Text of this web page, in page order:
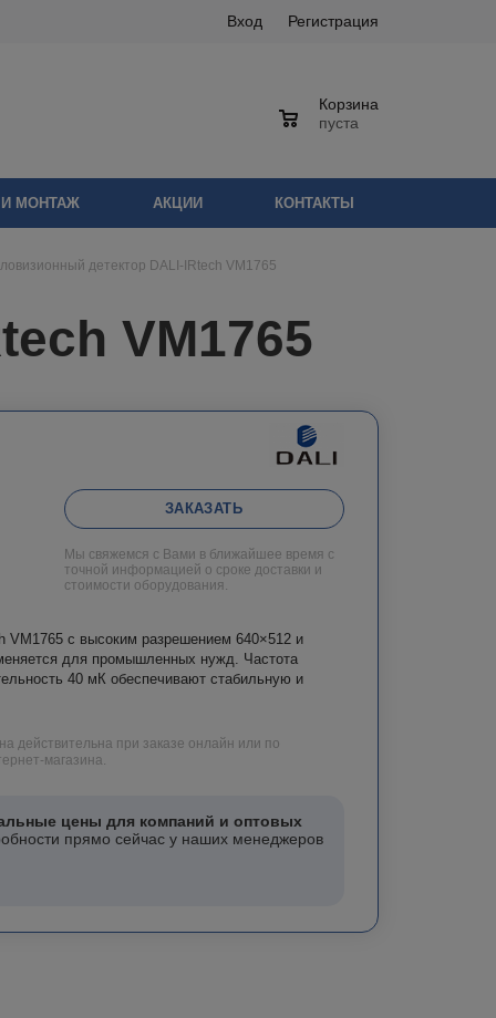
Вход Регистрация
Корзина
пуста
И МОНТАЖ АКЦИИ КОНТАКТЫ
детектор DALI-IRtech VM1765
VM1765
ЗАКАЗАТЬ
Мы свяжемся с Вами в ближайшее время с
точной информацией о сроке доставки и
стоимости оборудования.
VM1765 с высоким разрешением 640×512 и
для промышленных нужд. Частота
40 мК обеспечивают стабильную и
действительна при заказе онлайн или по
магазина.
цены для компаний и оптовых
прямо сейчас у наших менеджеров